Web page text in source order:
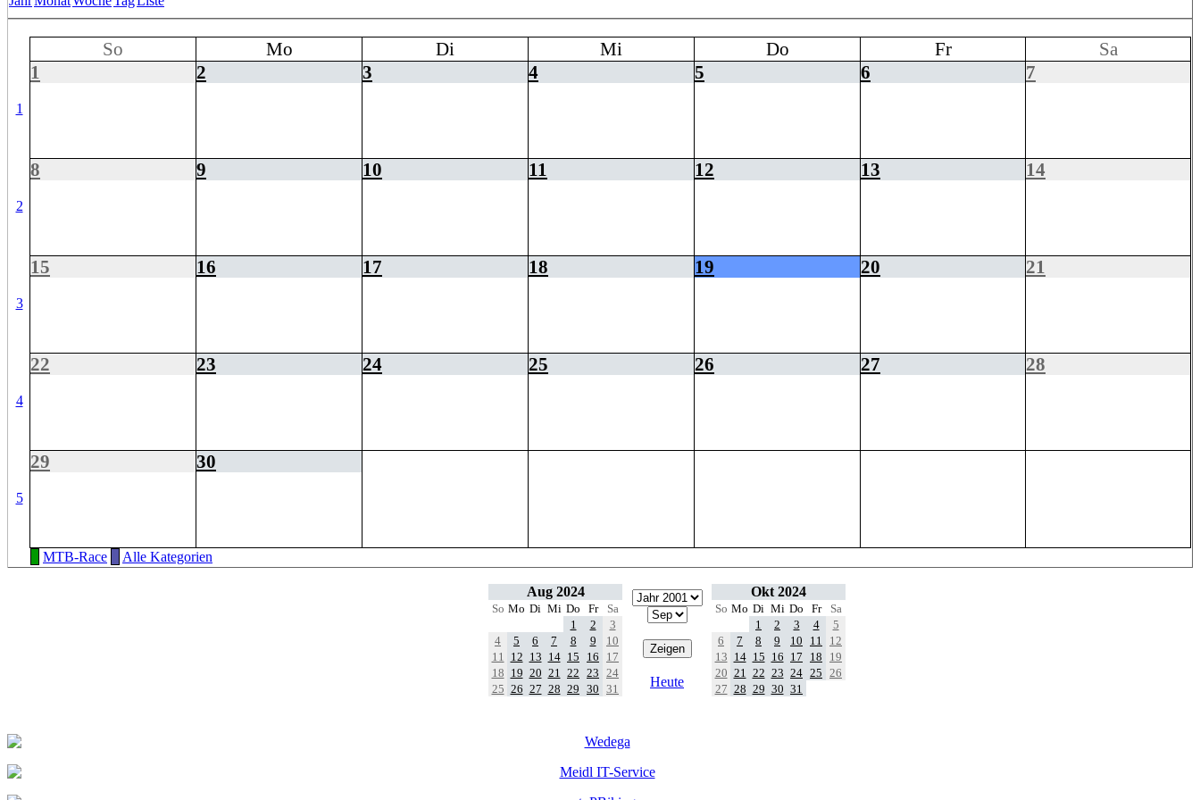
So Mo Di Mi Do Fr Sa
1
1 2 3 4 5 6 7
2
8 9 10 11 12 13 14
3
15 16 17 18 19 20 21
4
22 23 24 25 26 27 28
5
29 30
MTB-Race Alle Kategorien
Aug 2024
So Mo Di Mi Do Fr
Sa
1
2
3
4
5 6 7 8 9
10
11
12 13 14 15 16
17
18 19 20 21 22 23
24
25 26 27 28 29 30 31 Heute
Okt 2024
So Mo Di Mi Do Fr
Sa
1
2 3 4
5
6
7 8 9 10 11
12
13 14 15 16 17 18
19
20 21 22 23 24 25
26
27 28 29 30 31